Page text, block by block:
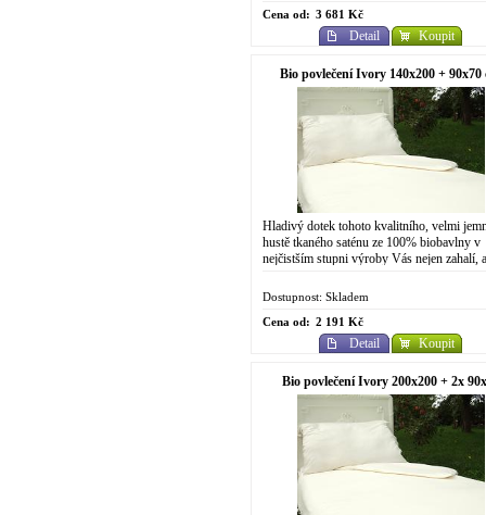
Cena od: 3 681 Kč
Detail Koupit
Bio povlečení Ivory 140x200 + 90x70
Hladivý dotek tohoto kvalitního, velmi
hustě tkaného saténu ze 100% biobavlny v
nejčistším stupni výroby Vás nejen zahalí,
Dostupnost: Skladem
Cena od: 2 191 Kč
Detail Koupit
Bio povlečení Ivory 200x200 + 2x